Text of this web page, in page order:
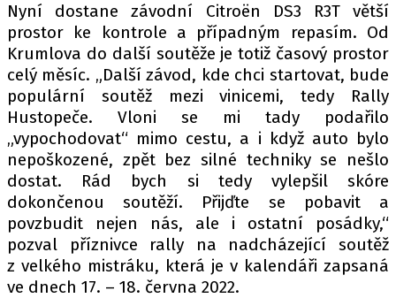
Nyní dostane závodní Citroën DS3 R3T větší
prostor ke kontrole a případným repasím. Od
Krumlova do další soutěže je totiž časový prostor
celý měsíc. „Další závod, kde chci startovat, bude
populární soutěž mezi vinicemi, tedy Rally
Hustopeče. Vloni se mi tady podařilo
„vypochodovat“ mimo cestu, a i když auto bylo
nepoškozené, zpět bez silné techniky se nešlo
dostat. Rád bych si tedy vylepšil skóre
dokončenou soutěží. Přijďte se pobavit a
povzbudit nejen nás, ale i ostatní posádky,“
pozval příznivce rally na nadcházející soutěž
z velkého mistráku, která je v kalendáři zapsaná
ve dnech 17. – 18. června 2022.